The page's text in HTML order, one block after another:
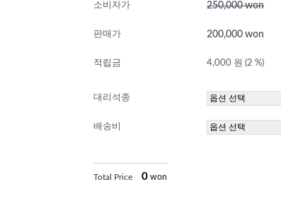
소비자가 250,000 won
판매가 200,000 won
적립금 4,000 원 (2 %)
대리석종
배송비
Total Price 0 won